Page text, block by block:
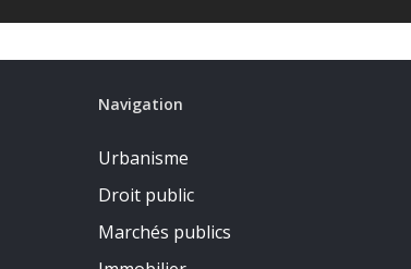
Navigation
Urbanisme
Droit public
Marchés publics